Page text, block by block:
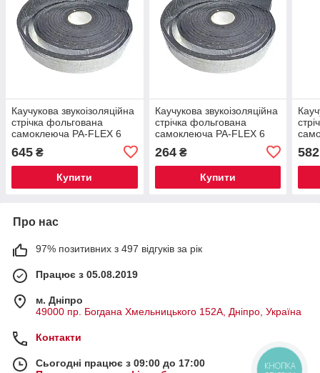
Каучукова звукоізоляційна
стрічка фольгована
самоклеюча PA-FLEX 6
645 ₴
Купити
Каучукова звукоізоляційна
стрічка фольгована
самоклеюча PA-FLEX 6
264₴
Купити
582
Про нас
97% позитивних з 497 відгуків за рік
Працює з 05.08.2019
м. Дніпро
49000 пр. Богдана Хмельницького 152А, Дніпро, Україна
Контакти
Сьогодні працює з 09:00 до 17:00
КНОПКА